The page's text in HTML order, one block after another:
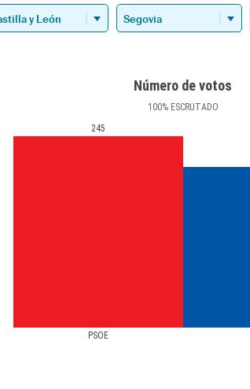
Número de votos
100%ESCRUTADO
PSOE
245